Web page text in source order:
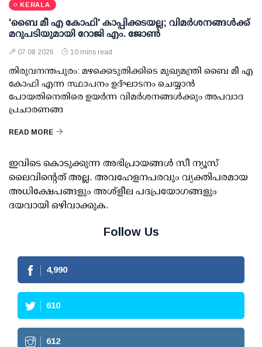
KERALA
'ബൈ മീ എ കോഫി' കാപ്പിക്കടയല്ല; വിമര്‍ശനങ്ങള്‍ക്ക്
മറുപടിയുമായി റോജി എം. ജോണ്‍
07 08 2026 10 mins read
തിരുവനന്തപുരം: മഴക്കെടുതിക്കിടെ മുഖ്യമന്ത്രി ബൈ മീ എ
കോഫി എന്ന സ്ഥാപനം ഉദ്ഘാടനം ചെയ്യാന്‍
പോയതിനെതിരെ ഉയര്‍ന്ന വിമര്‍ശനങ്ങള്‍ക്കും അപവാദ
പ്രചാരണങ്ങ
READ MORE
ഇവിടെ കൊടുക്കുന്ന അഭിപ്രായങ്ങള്‍ സീ ന്യൂസ്
ലൈവിന്റെത് അല്ല. അവഹേളനപരവും വ്യക്തിപരമായ
അധിക്ഷേപങ്ങളും അശ്‌ളീല പദപ്രയോഗങ്ങളും
ദയവായി ഒഴിവാക്കുക.
Follow Us
4,990
610
612